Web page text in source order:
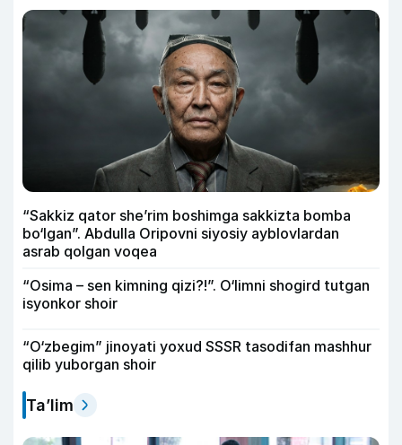
“Sakkiz qator she’rim boshimga sakkizta bomba
bo‘lgan”. Abdulla Oripovni siyosiy ayblovlardan
asrab qolgan voqea
“Osima – sen kimning qizi?!”. O‘limni shogird tutgan
isyonkor shoir
“O‘zbegim” jinoyati yoxud SSSR tasodifan mashhur
qilib yuborgan shoir
Ta’lim